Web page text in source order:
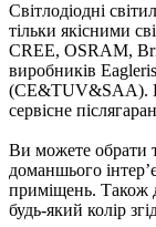
Світлодіодні
тільки якісними
CREE, OSRAM,
виробників
(CE&TUV&SAA).
сервісне
Ви можете обрати
доманшього
приміщень. Також
будь-який колір